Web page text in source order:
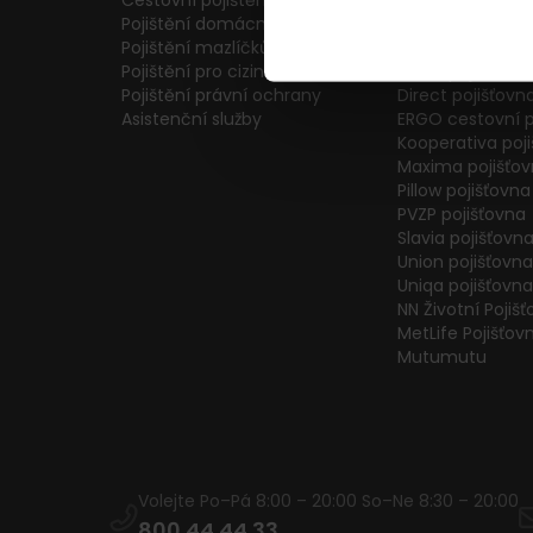
Pojištění domácnosti
Pojištění mazlíčků
Pojištění pro cizince
Pojištění právní ochrany
Asistenční služby
Direct
ERGO cestovní
Kooperativa
Maxima
Pillow pojišťovna
PVZP pojišťovna
Slavia pojišťovna
Union pojišťovna
Uniqa pojišťovna
NN Životní
MetLife
Mutumutu
Volejte Po–Pá 8:00 – 20:00 So–Ne 8:30 – 20:00